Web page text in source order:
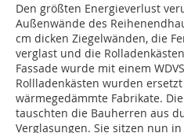
Den größten Energieverlust
Außenwände des
cm dicken Ziegelwänden, die
verglast und die
Fassade wurde mit einem
Rollladenkästen wurden
wärmegedämmte Fabrikate.
tauschten die Bauherren aus
Verglasungen. Sie sitzen nun